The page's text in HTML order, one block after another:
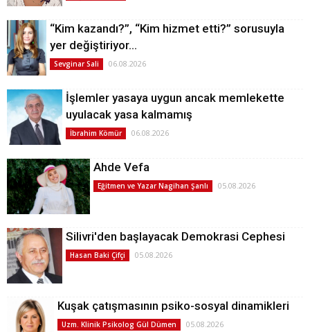
“Kim kazandı?”, “Kim hizmet etti?” sorusuyla
yer değiştiriyor…
Sevginar Sali 06.08.2026
İşlemler yasaya uygun ancak memlekette
uyulacak yasa kalmamış
İbrahim Kömür 06.08.2026
Ahde Vefa
Eğitmen ve Yazar Nagihan Şanlı 05.08.2026
Silivri'den başlayacak Demokrasi Cephesi
Hasan Baki Çifçi 05.08.2026
Kuşak çatışmasının psiko-sosyal dinamikleri
Uzm. Klinik Psikolog Gül Dümen 05.08.2026